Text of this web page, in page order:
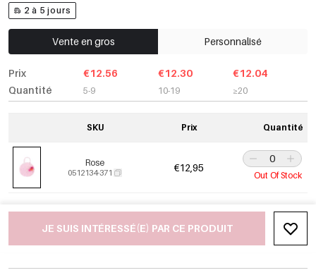
2 à 5 jours
Vente en gros Personnalisé
Prix
Quantité
€12.56
5-9
€12.30
10-19
€12.04
≥20
SKU Prix Quantité
Rose
0512134-371 €12,95
Out Of Stock
JE SUIS INTÉRESSÉ(E) PAR CE PRODUIT